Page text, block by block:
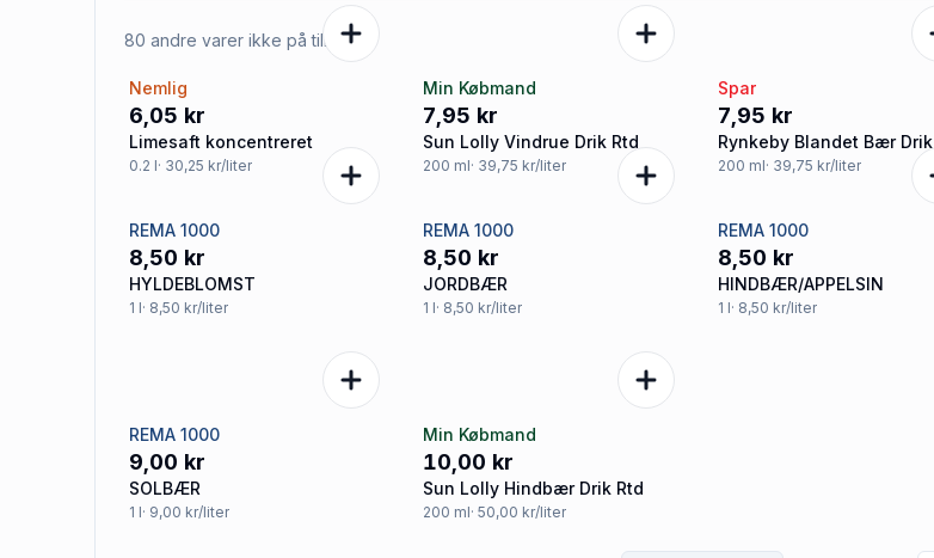
80 andre varer ikke på tilbud
Nemlig
6,05 kr
Limesaft koncentreret
0.2 l· 30,25 kr/liter
Min Købmand
7,95 kr
Sun Lolly Vindrue Drik Rtd
200 ml· 39,75 kr/liter
Spar
7,95 kr
Rynkeby Blandet Bær Drik
200 ml· 39,75 kr/liter
REMA 1000
8,50 kr
HYLDEBLOMST
1 l· 8,50 kr/liter
REMA 1000
8,50 kr
JORDBÆR
1 l· 8,50 kr/liter
REMA 1000
8,50 kr
HINDBÆR/APPELSIN
1 l· 8,50 kr/liter
REMA 1000
9,00 kr
SOLBÆR
1 l· 9,00 kr/liter
Min Købmand
10,00 kr
Sun Lolly Hindbær Drik Rtd
200 ml· 50,00 kr/liter